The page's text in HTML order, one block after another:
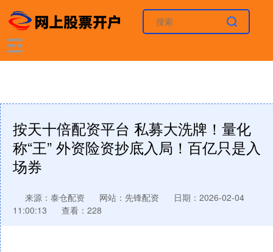
按天十倍配资平台 私募大洗牌！量化
称“王” 外资险资抄底入局！百亿只是入
场券
来源：泰仓配资 网站：先锋配资
日期：2026-02-04
11:00:13
查看：228